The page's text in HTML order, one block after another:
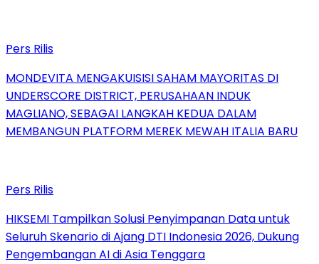
Pers Rilis
MONDEVITA MENGAKUISISI SAHAM MAYORITAS DI
UNDERSCORE DISTRICT, PERUSAHAAN INDUK
MAGLIANO, SEBAGAI LANGKAH KEDUA DALAM
MEMBANGUN PLATFORM MEREK MEWAH ITALIA BARU
Pers Rilis
HIKSEMI Tampilkan Solusi Penyimpanan Data untuk
Seluruh Skenario di Ajang DTI Indonesia 2026, Dukung
Pengembangan AI di Asia Tenggara